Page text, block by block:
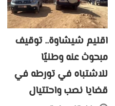
اقليم شيشاوة.. توقيف
مبحوث عنه وطنيًا
للاشتباه في تورطه في
قضايا نصب واحتتيال